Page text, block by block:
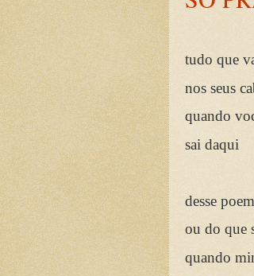
tudo que
nos seus
quando
sai daqui
desse
ou do que
quando